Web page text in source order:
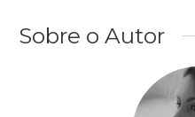
Sobre o Autor